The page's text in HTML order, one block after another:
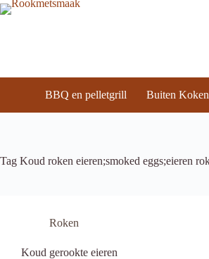
Ga
naar
BBQ en pelletgrill Buiten Koken
Tag Koud roken eieren;smoked eggs;eieren
Roken
Koud gerookte eieren